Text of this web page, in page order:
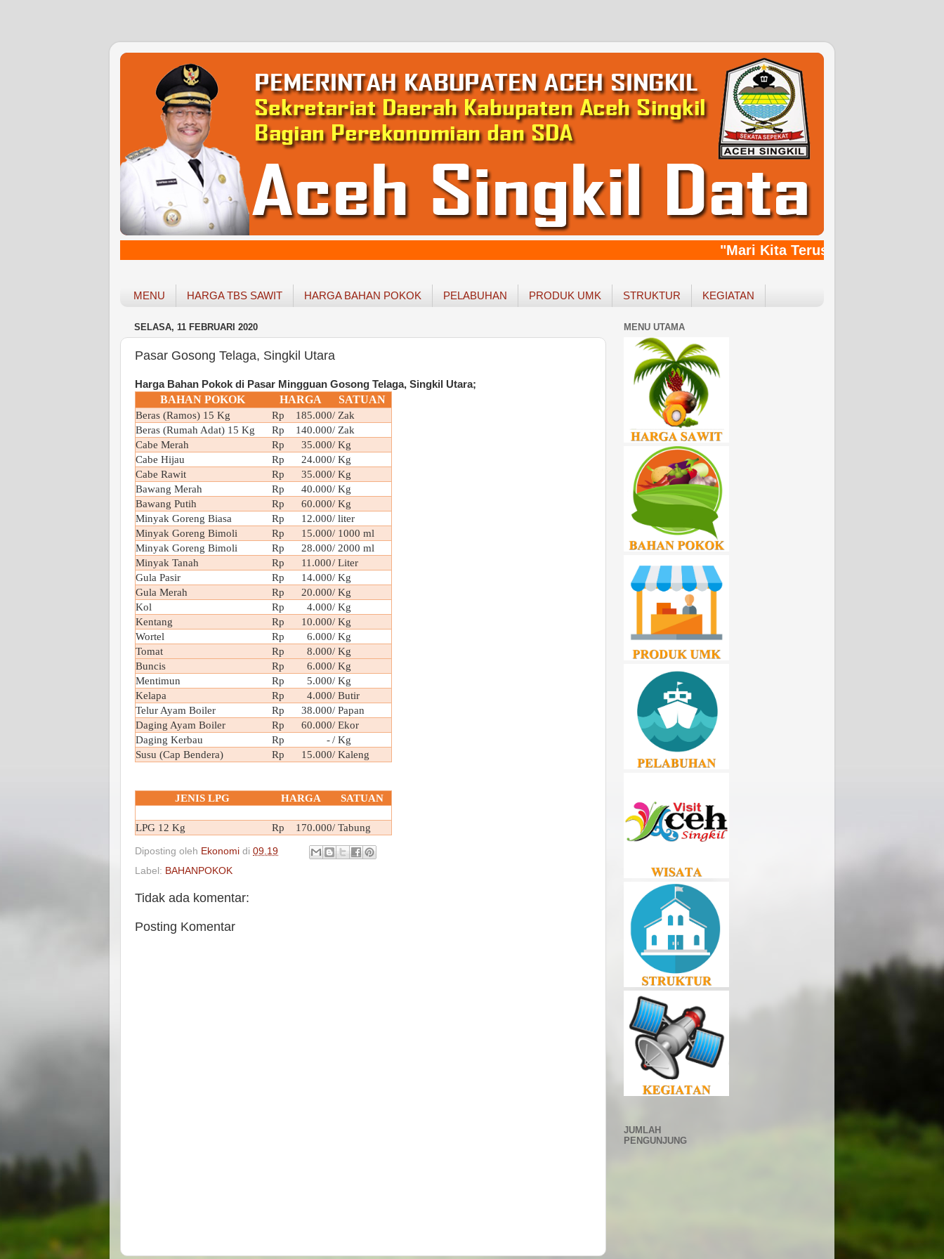
"Mari Kita Terus Bersinergy,
MENU HARGA TBS SAWIT HARGA BAHAN POKOK PELABUHAN PRODUK UMK STRUKTUR KEGIATAN
SELASA, 11 FEBRUARI 2020
Pasar Gosong Telaga, Singkil Utara
Harga Bahan Pokok di Pasar Mingguan Gosong Telaga, Singkil Utara;
BAHAN POKOK HARGA SATUAN
Beras (Ramos) 15 Kg Rp 185.000/ Zak
Beras (Rumah Adat) 15 Kg
Rp 140.000/ Zak
Cabe Merah
Rp 35.000/ Kg
Cabe Hijau
Rp 24.000/ Kg
Cabe Rawit
Rp 35.000/ Kg
Bawang Merah
Rp 40.000/ Kg
Bawang Putih
Rp 60.000/ Kg
Minyak Goreng Biasa
Rp 12.000/ liter
Minyak Goreng Bimoli
Rp 15.000/ 1000 ml
Minyak Goreng Bimoli
Rp 28.000/ 2000 ml
Minyak Tanah
Rp 11.000/ Liter
Gula Pasir
Rp 14.000/ Kg
Gula Merah
Rp 20.000/ Kg
Kol
Rp 4.000/ Kg
Kentang
Rp 10.000/ Kg
Wortel
Rp 6.000/ Kg
Tomat
Rp 8.000/ Kg
Buncis
Rp 6.000/ Kg
Mentimun
Rp 5.000/ Kg
Kelapa
Rp 4.000/ Butir
Telur Ayam Boiler
Rp 38.000/ Papan
Daging Ayam Boiler
Rp 60.000/ Ekor
Daging Kerbau
Rp -/ Kg
Susu (Cap Bendera)
Rp 15.000/ Kaleng
JENIS LPG HARGA SATUAN
LPG 12 Kg Rp 170.000/ Tabung
Diposting oleh Ekonomi di 09.19
Label: BAHANPOKOK
Tidak ada komentar:
Posting Komentar
MENU UTAMA
JUMLAH
PENGUNJUNG